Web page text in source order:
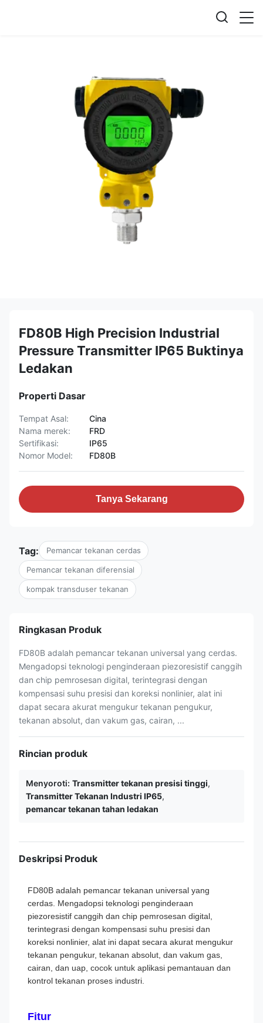
FD80B High Precision Industrial
Pressure Transmitter IP65 Buktinya
Ledakan
Properti Dasar
Tempat Asal:
Cina
Nama merek:
FRD
Sertifikasi:
IP65
Nomor Model:
FD80B
Tanya Sekarang
Tag: Pemancar tekanan cerdas
Pemancar tekanan diferensial
kompak transduser tekanan
Ringkasan Produk
FD80B adalah pemancar tekanan universal yang cerdas.
Mengadopsi teknologi penginderaan piezoresistif canggih
dan chip pemrosesan digital, terintegrasi dengan
kompensasi suhu presisi dan koreksi nonlinier, alat ini
dapat secara akurat mengukur tekanan pengukur,
tekanan absolut, dan vakum gas, cairan, ...
Rincian produk
Menyoroti: Transmitter tekanan presisi tinggi,
Transmitter Tekanan Industri IP65,
pemancar tekanan tahan ledakan
Deskripsi Produk
FD80B adalah pemancar tekanan universal yang
cerdas. Mengadopsi teknologi penginderaan
piezoresistif canggih dan chip pemrosesan digital,
terintegrasi dengan kompensasi suhu presisi dan
koreksi nonlinier, alat ini dapat secara akurat mengukur
tekanan pengukur, tekanan absolut, dan vakum gas,
cairan, dan uap, cocok untuk aplikasi pemantauan dan
kontrol tekanan proses industri.
Fitur